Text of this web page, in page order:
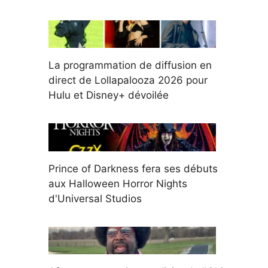
La programmation de diffusion en
direct de Lollapalooza 2026 pour
Hulu et Disney+ dévoilée
Prince of Darkness fera ses débuts
aux Halloween Horror Nights
d'Universal Studios